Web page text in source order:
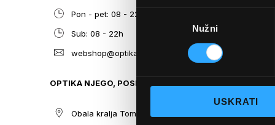
Odabir
Nužni
USKRATI
Pon - pet: 08 - 22h,
Sub: 08 - 22h
webshop@optikanjego.hr
OPTIKA NJEGO, POSLOVNICA 2
Obala kralja Tomislava 14, 21300
Optika